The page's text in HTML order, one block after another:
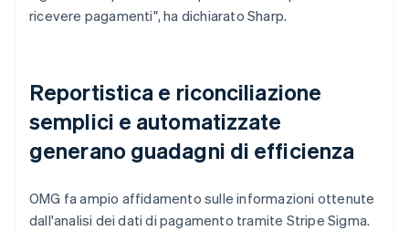
ricevere pagamenti", ha dichiarato Sharp.
Reportistica e riconciliazione
semplici e automatizzate
generano guadagni di efficienza
OMG fa ampio affidamento sulle informazioni ottenute
dall'analisi dei dati di pagamento tramite Stripe Sigma.